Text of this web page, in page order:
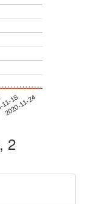
18
2020-11-24
2